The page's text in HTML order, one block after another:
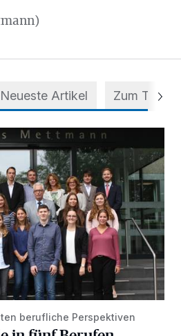
Neueste Artikel Zum Thema
Berufen
berufliche Perspektiven